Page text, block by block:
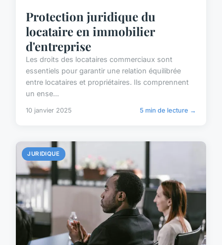
Protection juridique du
locataire en immobilier
d'entreprise
Les droits des locataires commerciaux sont
essentiels pour garantir une relation équilibrée
entre locataires et propriétaires. Ils comprennent
un ense...
10 janvier 2025 5 min de lecture →
JURIDIQUE